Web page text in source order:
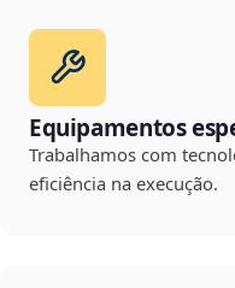
Equipamentos
Trabalhamos com
eficiência na execução.